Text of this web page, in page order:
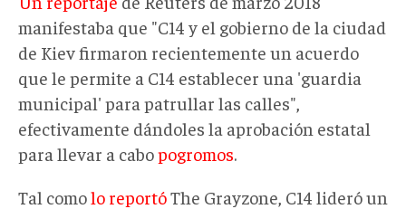
manifestaba que "C14 y el gobierno de la ciudad
de Kiev firmaron recientemente un acuerdo
que le permite a C14 establecer una 'guardia
municipal' para patrullar las calles",
efectivamente dándoles la aprobación estatal
para llevar a cabopogromos.
Tal comolo reportóThe Grayzone, C14 lideró un